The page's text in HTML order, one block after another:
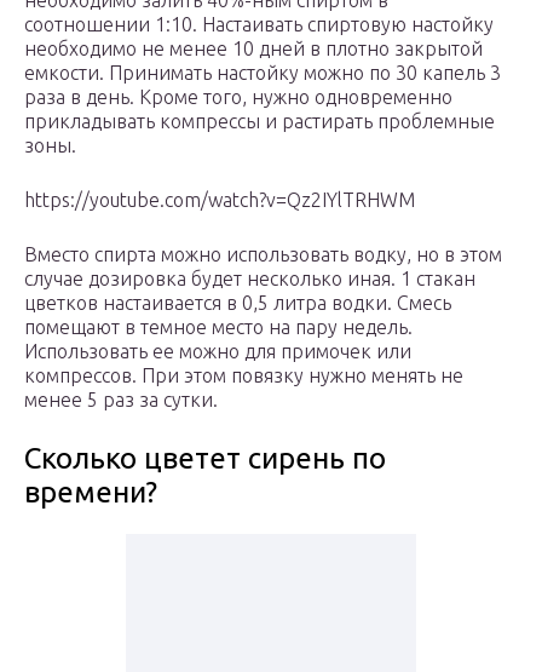
соотношении 1:10. Настаивать спиртовую настойку
необходимо не менее 10 дней в плотно закрытой
емкости. Принимать настойку можно по 30 капель 3
раза в день. Кроме того, нужно одновременно
прикладывать компрессы и растирать проблемные
зоны.
https://youtube.com/watch?v=Qz2IYlTRHWM
Вместо спирта можно использовать водку, но в этом
случае дозировка будет несколько иная. 1 стакан
цветков настаивается в 0,5 литра водки. Смесь
помещают в темное место на пару недель.
Использовать ее можно для примочек или
компрессов. При этом повязку нужно менять не
менее 5 раз за сутки.
Сколько цветет сирень по
времени?